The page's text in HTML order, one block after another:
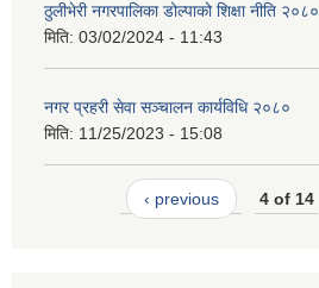
ठुलीभेरी नगरपालिका डोल्पाको शिक्षा नीति २०८०
मिति: 03/02/2024 - 11:43
नगर प्रहरी सेवा सञ्चालन कार्यविधि २०८०
मिति: 11/25/2023 - 15:08
‹ previous 4 of 14